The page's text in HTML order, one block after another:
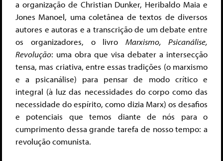
a organização de Christian Dunker, Heribaldo Maia e
Jones Manoel, uma coletânea de textos de diversos
autores e autoras e a transcrição de um debate entre
os organizadores, o livroMarxismo, Psicanálise,
Revolução: uma obra que visa debater a intersecção
tensa, mas criativa, entre essas tradições (o marxismo
e a psicanálise) para pensar de modo crítico e
integral (à luz das necessidades do corpo como das
necessidade do espírito, como dizia Marx) os desafios
e potenciais que temos diante de nós para o
cumprimento dessa grande tarefa de nosso tempo: a
revolução comunista.